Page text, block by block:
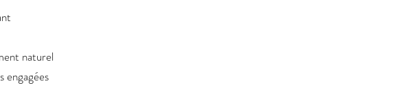
naturel
engagées